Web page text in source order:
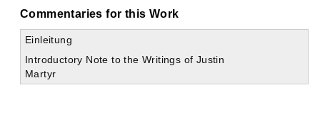
Commentaries for this Work
Einleitung
Introductory Note to the Writings of Justin
Martyr